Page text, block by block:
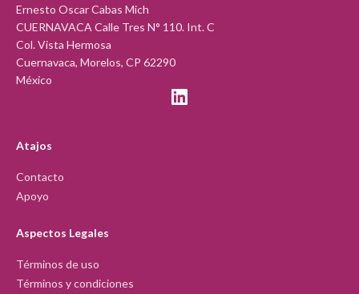
Ernesto Oscar Cabas Mich
CUERNAVACA Calle Tres N° 110. Int. C
Col. Vista Hermosa
Cuernavaca, Morelos, CP 62290
México
Atajos
Contacto
Apoyo
Aspectos Legales
Términos de uso
Términos y condiciones